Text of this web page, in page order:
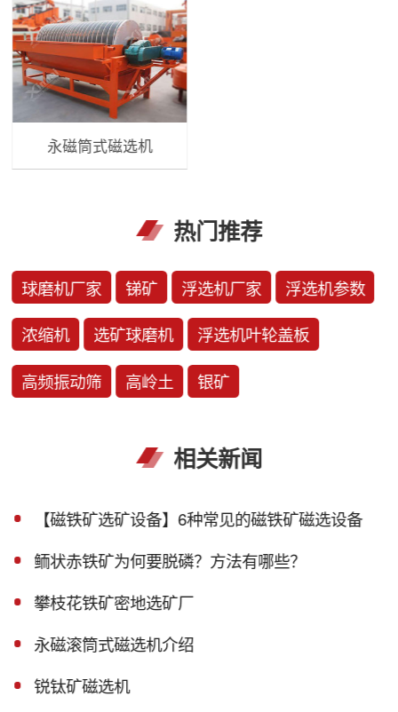
永磁筒式磁选机
热门推荐
球磨机厂家 锑矿 浮选机厂家 浮选机参数
浓缩机 选矿球磨机 浮选机叶轮盖板
高频振动筛 高岭土 银矿
相关新闻
【磁铁矿选矿设备】6种常见的磁铁矿磁选设备
鲕状赤铁矿为何要脱磷？方法有哪些？
攀枝花铁矿密地选矿厂
永磁滚筒式磁选机介绍
锐钛矿磁选机